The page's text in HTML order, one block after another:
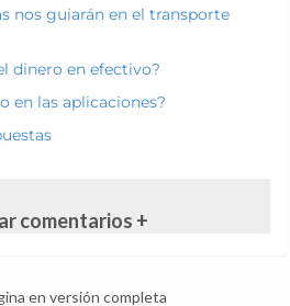
nos guiarán en el transporte
dinero en efectivo?
en las aplicaciones?
comentarios +
en versión completa